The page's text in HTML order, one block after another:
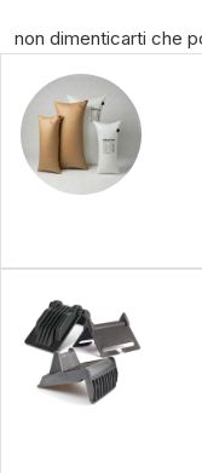
non dimenticarti che